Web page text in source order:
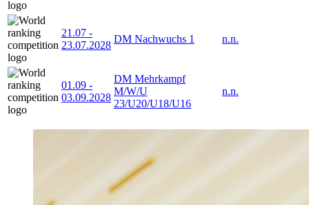
21.07 -
23.07.2028
DM Nachwuchs 1 n.n.
01.09 -
03.09.2028
DM Mehrkampf
M/W/U
23/U20/U18/U16
n.n.